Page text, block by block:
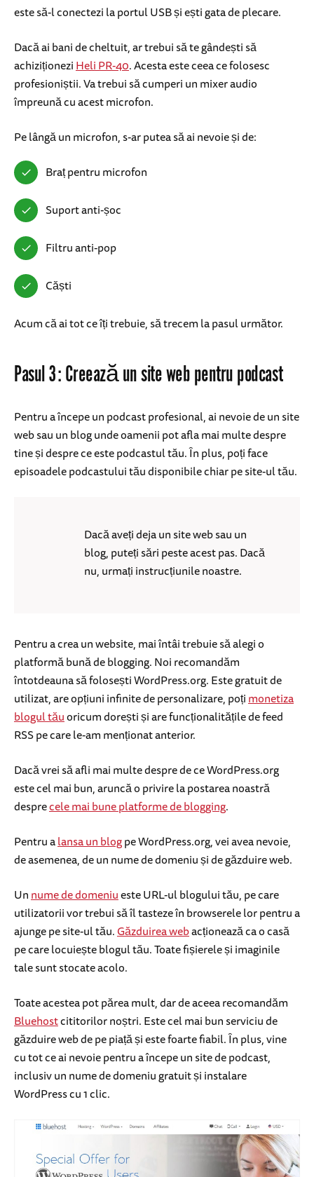
este să-l conectezi la portul USB și ești gata de plecare.
Dacă ai bani de cheltuit, ar trebui să te gândești să
achiziționeziHeli PR-40. Acesta este ceea ce folosesc
profesioniștii. Va trebui să cumperi un mixer audio
împreună cu acest microfon.
Pe lângă un microfon, s-ar putea să ai nevoie și de:
Braț pentru microfon
Suport anti-șoc
Filtru anti-pop
Căști
Acum că ai tot ce îți trebuie, să trecem la pasul următor.
Pasul 3: Creează un site web pentru podcast
Pentru a începe un podcast profesional, ai nevoie de un site
web sau un blog unde oamenii pot afla mai multe despre
tine și despre ce este podcastul tău. În plus, poți face
episoadele podcastului tău disponibile chiar pe site-ul tău.
Dacă aveți deja un site web sau un
blog, puteți sări peste acest pas. Dacă
nu, urmați instrucțiunile noastre.
Pentru a crea un website, mai întâi trebuie să alegi o
platformă bună de blogging. Noi recomandăm
întotdeauna să folosești WordPress.org. Este gratuit de
utilizat, are opțiuni infinite de personalizare, poțimonetiza
blogul tăuoricum dorești și are funcționalitățile de feed
RSS pe care le-am menționat anterior.
Dacă vrei să afli mai multe despre de ce WordPress.org
este cel mai bun, aruncă o privire la postarea noastră
desprecele mai bune platforme de blogging.
Pentru alansa un blogpe WordPress.org, vei avea nevoie,
de asemenea, de un nume de domeniu și de găzduire web.
Unnume de domeniueste URL-ul blogului tău, pe care
utilizatorii vor trebui să îl tasteze în browserele lor pentru a
ajunge pe site-ul tău.Găzduirea webacționează ca o casă
pe care locuiește blogul tău. Toate fișierele și imaginile
tale sunt stocate acolo.
Toate acestea pot părea mult, dar de aceea recomandăm
Bluehostcititorilor noștri. Este cel mai bun serviciu de
găzduire web de pe piață și este foarte fiabil. În plus, vine
cu tot ce ai nevoie pentru a începe un site de podcast,
inclusiv un nume de domeniu gratuit și instalare
WordPress cu 1 clic.